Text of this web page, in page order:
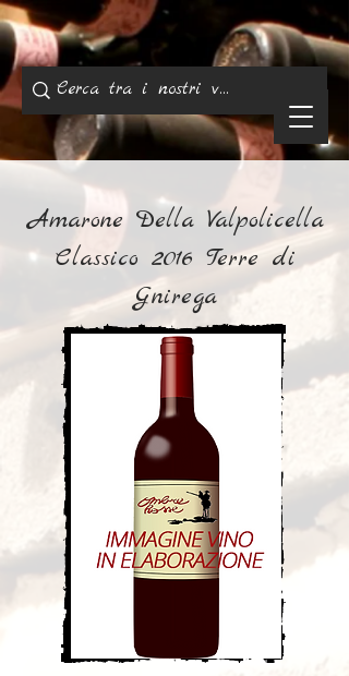
Amarone Della Valpolicella
Classico 2016 Terre di
Gnirega